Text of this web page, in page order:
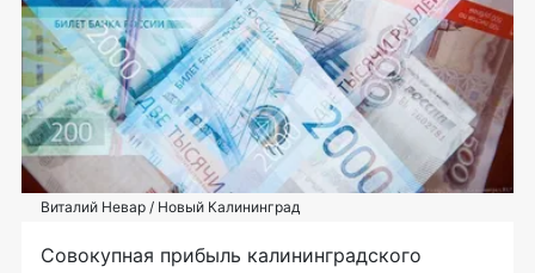
Виталий Невар / Новый Калининград
Совокупная прибыль калининградского